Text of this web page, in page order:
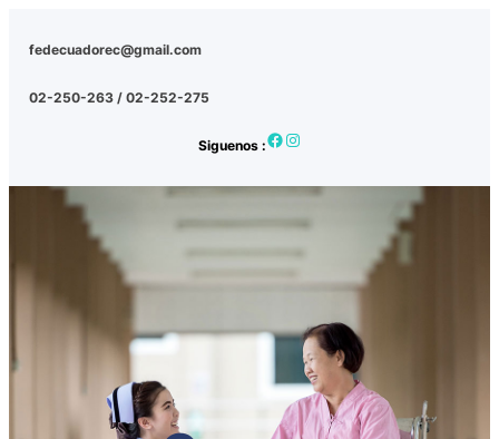
fedecuadorec@gmail.com
02-250-263 / 02-252-275
Siguenos :Facebook Instagram